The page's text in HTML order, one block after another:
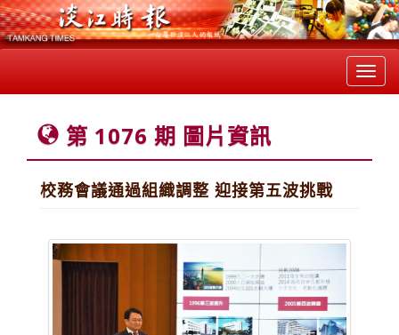
第 1076 期 圖片資訊
校務會議通過組織調整 迎接第五波挑戰